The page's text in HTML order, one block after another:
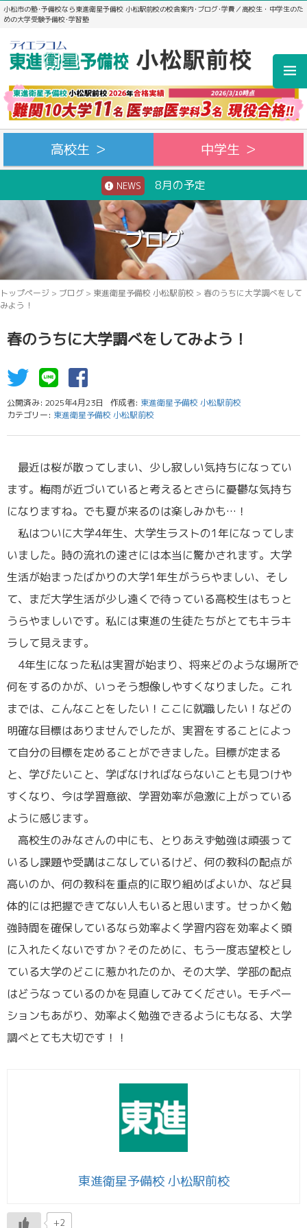
小松市の塾･予備校なら東進衛星予備校 小松駅前校の校舎案内･ブログ･学費／高校生・中学生のた
めの大学受験予備校･学習塾
高校生 ＞ 中学生 ＞
NEWS 8月の予定
ブログ
トップページ > ブログ > 東進衛星予備校 小松駅前校 > 春のうちに大学調べをして
みよう！
春のうちに大学調べをしてみよう！
公開済み: 2025年4月23日 作成者: 東進衛星予備校 小松駅前校
カテゴリー: 東進衛星予備校 小松駅前校
最近は桜が散ってしまい、少し寂しい気持ちになってい
ます。梅雨が近づいていると考えるとさらに憂鬱な気持ち
になりますね。でも夏が来るのは楽しみかも…！
私はついに大学4年生、大学生ラストの1年になってしま
いました。時の流れの速さには本当に驚かされます。大学
生活が始まったばかりの大学1年生がうらやましい、そし
て、まだ大学生活が少し遠くで待っている高校生はもっと
うらやましいです。私には東進の生徒たちがとてもキラキ
ラして見えます。
4年生になった私は実習が始まり、将来どのような場所で
何をするのかが、いっそう想像しやすくなりました。これ
までは、こんなことをしたい！ここに就職したい！などの
明確な目標はありませんでしたが、実習をすることによっ
て自分の目標を定めることができました。目標が定まる
と、学びたいこと、学ばなければならないことも見つけや
すくなり、今は学習意欲、学習効率が急激に上がっている
ように感じます。
高校生のみなさんの中にも、とりあえず勉強は頑張って
いるし課題や受講はこなしているけど、何の教科の配点が
高いのか、何の教科を重点的に取り組めばよいか、など具
体的には把握できてない人もいると思います。せっかく勉
強時間を確保しているなら効率よく学習内容を効率よく頭
に入れたくないですか？そのために、もう一度志望校とし
ている大学のどこに惹かれたのか、その大学、学部の配点
はどうなっているのかを見直してみてください。モチベー
ションもあがり、効率よく勉強できるようにもなる、大学
調べとても大切です！！
東進衛星予備校 小松駅前校
+2